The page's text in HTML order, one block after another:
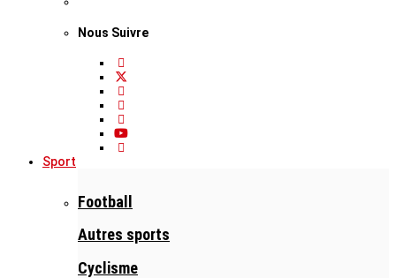
Nous Suivre
Sport
Football
Autres sports
Cyclisme